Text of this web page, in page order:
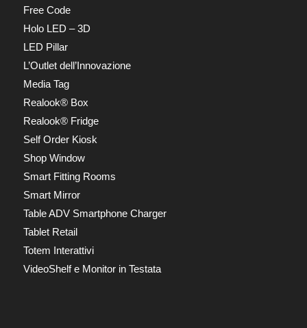
Free Code
Holo LED – 3D
LED Pillar
L’Outlet dell’Innovazione
Media Tag
Realook® Box
Realook® Fridge
Self Order Kiosk
Shop Window
Smart Fitting Rooms
Smart Mirror
Table ADV Smartphone Charger
Tablet Retail
Totem Interattivi
VideoShelf e Monitor in Testata